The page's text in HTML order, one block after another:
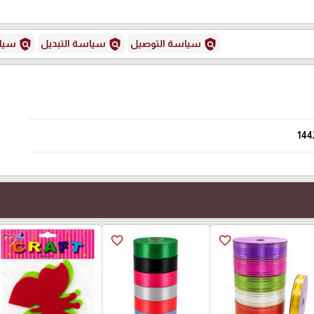
policy سياسة التوصيل policy سياسة التبديل policy
favorite_border
favorite_border
favorite_border